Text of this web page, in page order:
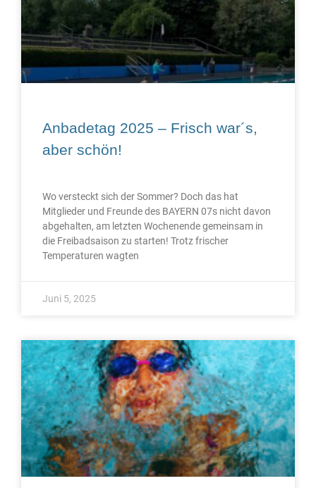
Anbadetag 2025 – Frisch war´s,
aber schön!
Wo versteckt sich der Sommer? Doch das hat
Mitglieder und Freunde des BAYERN 07s nicht davon
abgehalten, am letzten Wochenende gemeinsam in
die Freibadsaison zu starten! Trotz frischer
Temperaturen wagten
Juni 5, 2025